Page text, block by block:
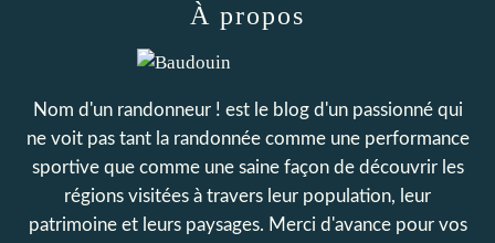
À propos
Nom d'un randonneur ! est le blog d'un passionné qui
ne voit pas tant la randonnée comme une performance
sportive que comme une saine façon de découvrir les
régions visitées à travers leur population, leur
patrimoine et leurs paysages. Merci d'avance pour vos